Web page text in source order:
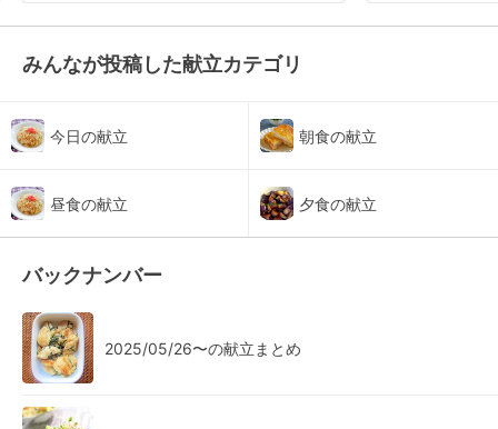
みんなが投稿した献立カテゴリ
今日の献立 朝食の献立
昼食の献立 夕食の献立
バックナンバー
2025/05/26〜の献立まとめ